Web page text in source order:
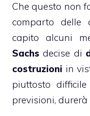
Che questo non
comparto
capito alcuni
Sachs decise di
costruzioni in
piuttosto
previsioni,